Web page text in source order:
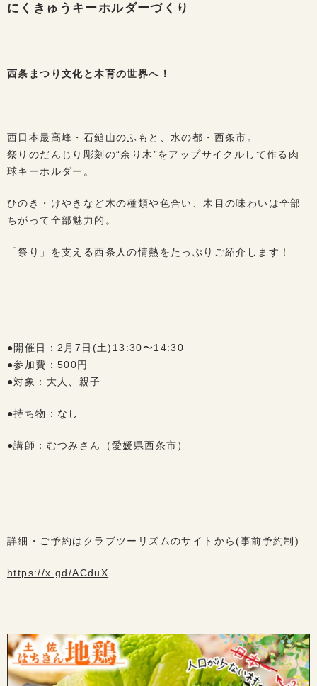
にくきゅうキーホルダーづくり
西条まつり文化と木育の世界へ！
西日本最高峰・石鎚山のふもと、水の都・西条市。
祭りのだんじり彫刻の“余り木”をアップサイクルして作る肉
球キーホルダー。
ひのき・けやきなど木の種類や色合い、木目の味わいは全部
ちがって全部魅力的。
「祭り」を支える西条人の情熱をたっぷりご紹介します！
●開催日：2月7日(土)13:30〜14:30
●参加費：500円
●対象：大人、親子
●持ち物：なし
●講師：むつみさん（愛媛県西条市）
詳細・ご予約はクラブツーリズムのサイトから(事前予約制)
https://x.gd/ACduX